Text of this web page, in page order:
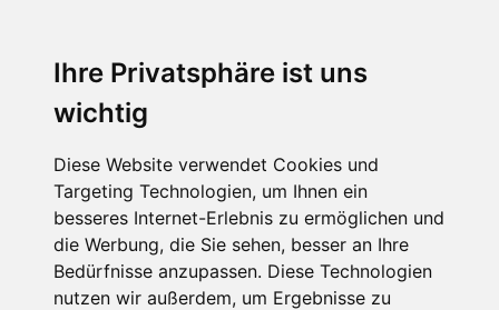
Ihre Privatsphäre ist uns
wichtig
Diese Website verwendet Cookies und
Targeting Technologien, um Ihnen ein
besseres Internet-Erlebnis zu ermöglichen und
die Werbung, die Sie sehen, besser an Ihre
Bedürfnisse anzupassen. Diese Technologien
nutzen wir außerdem, um Ergebnisse zu